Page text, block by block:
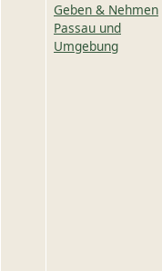
Geben & Nehmen
Passau und
Umgebung